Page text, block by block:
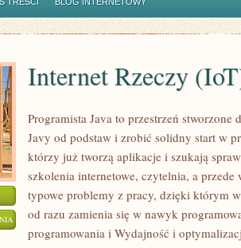
INTERNET
RZECZY
Internet Rzeczy
Programista Java to przestrzeń stworzone
Javy od podstaw i zrobić solidny start w
którzy już tworzą aplikacje i szukają
szkolenia internetowe, czytelnia, a przede
typowe problemy z pracy, dzięki którym
od razu zamienia się w nawyk
programowania i Wydajność i